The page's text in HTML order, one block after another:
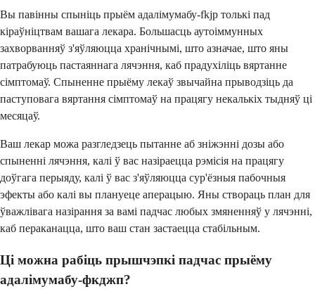
Вы павінны спыніць прыём адалімумабу-fkjp толькі пад
кіраўніцтвам вашага лекара. Большасць аутоіммунных
захворванняў з'яўляюцца хранічнымі, што азначае, што яны
патрабуюць пастаяннага лячэння, каб прадухіліць вяртанне
сімптомаў. Спыненне прыёму лекаў звычайна прыводзіць да
паступовага вяртання сімптомаў на працягу некалькіх тыдняў ці
месяцаў.
Ваш лекар можа разгледзець пытанне аб зніжэнні дозы або
спыненні лячэння, калі ў вас назіраецца рэмісія на працягу
доўгага перыяду, калі ў вас з'яўляюцца сур'ёзныя пабочныя
эфекты або калі вы плануеце аперацыю. Яны створаць план для
ўважлівага назірання за вамі падчас любых змяненняў у лячэнні,
каб пераканацца, што ваш стан застаецца стабільным.
Ці можна рабіць прышчэпкі падчас прыёму
адалімумабу-фкджп?